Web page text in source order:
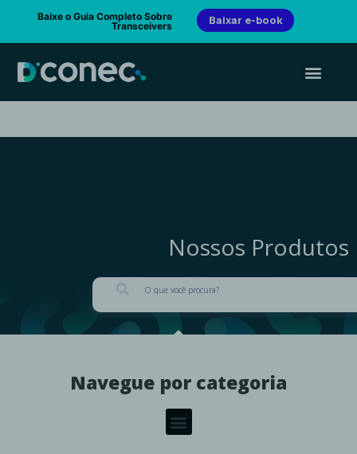
Baixe o Guia Completo Sobre
Transceivers
Baixar e-book
Nossos Produtos
PESQUISAR
Navegue por categoria